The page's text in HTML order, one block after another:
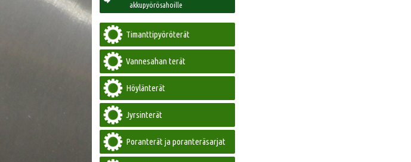
akkupyörösahoille
Timanttipyöröterät
Vannesahan terät
Höylänterät
Jyrsinterät
Poranterät ja poranteräsarjat